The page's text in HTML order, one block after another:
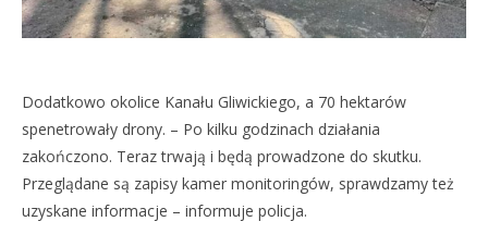
Dodatkowo okolice Kanału Gliwickiego, a 70 hektarów
spenetrowały drony. – Po kilku godzinach działania
zakończono. Teraz trwają i będą prowadzone do skutku.
Przeglądane są zapisy kamer monitoringów, sprawdzamy też
uzyskane informacje – informuje policja.